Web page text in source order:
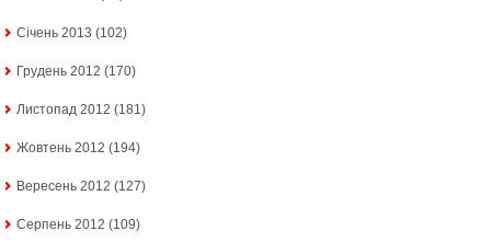
Січень 2013 (102)
Грудень 2012 (170)
Листопад 2012 (181)
Жовтень 2012 (194)
Вересень 2012 (127)
Серпень 2012 (109)